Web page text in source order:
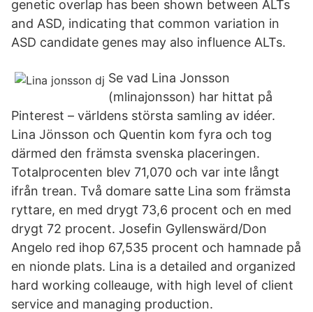
genetic overlap has been shown between ALTs
and ASD, indicating that common variation in
ASD candidate genes may also influence ALTs.
Se vad Lina Jonsson
(mlinajonsson) har hittat på
Pinterest – världens största samling av idéer.
Lina Jönsson och Quentin kom fyra och tog
därmed den främsta svenska placeringen.
Totalprocenten blev 71,070 och var inte långt
ifrån trean. Två domare satte Lina som främsta
ryttare, en med drygt 73,6 procent och en med
drygt 72 procent. Josefin Gyllenswärd/Don
Angelo red ihop 67,535 procent och hamnade på
en nionde plats. Lina is a detailed and organized
hard working colleauge, with high level of client
service and managing production.